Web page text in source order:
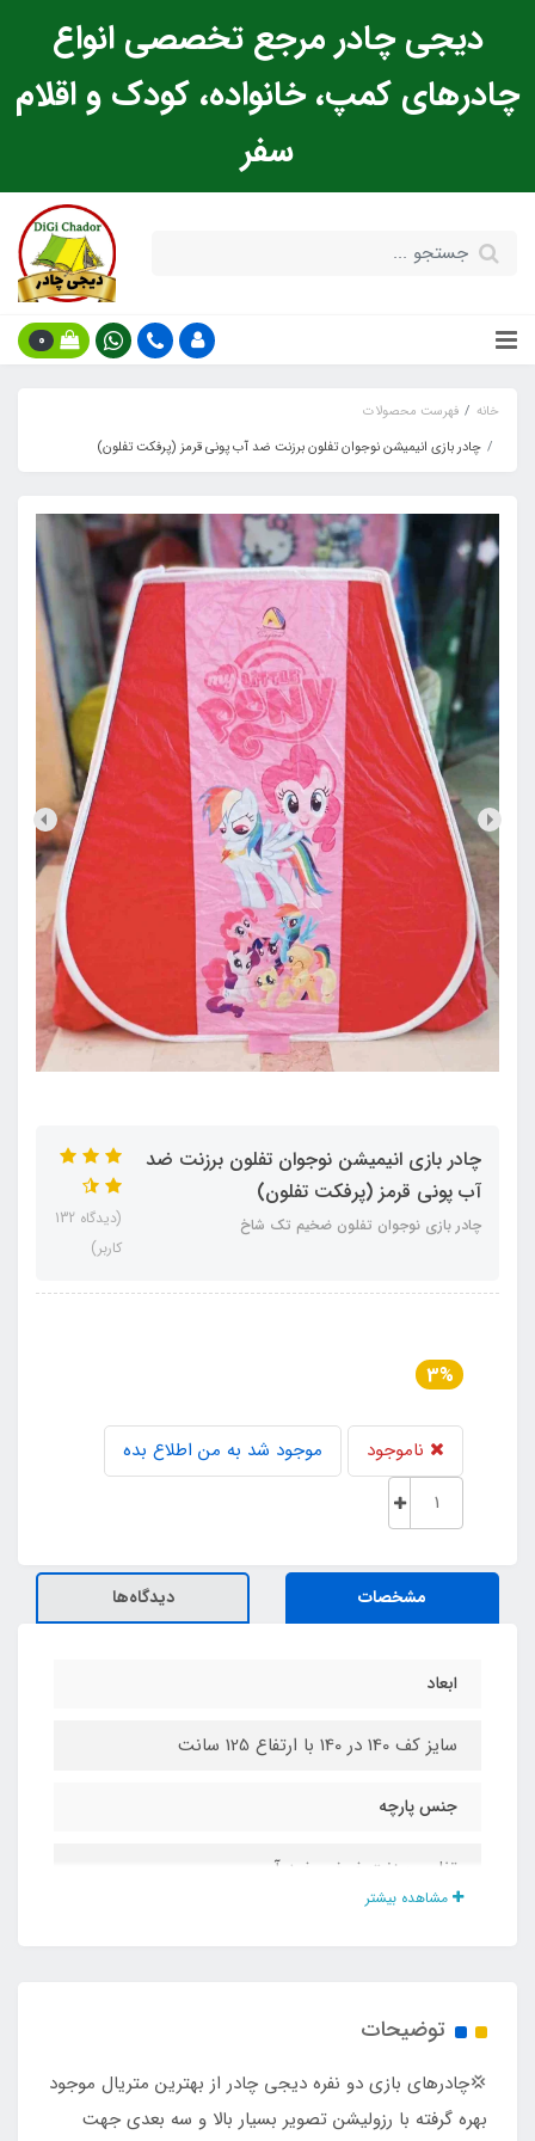
دیجی چادر مرجع تخصصی انواع
چادرهای کمپ، خانواده، کودک و اقلام
سفر
0
خانه
فهرست محصولات
چادر بازی انیمیشن نوجوان تفلون برزنت ضد آب پونی قرمز (پرفکت تفلون)
چادر بازی انیمیشن نوجوان تفلون برزنت ضد
آب پونی قرمز (پرفکت تفلون)
چادر بازی نوجوان تفلون ضخیم تک شاخ
(دیدگاه 132
کاربر)
3%
ناموجود موجود شد به من اطلاع بده
مشخصات دیدگاه‌ها
ابعاد
سایز کف 140 در 140 با ارتفاع 125 سانت
جنس پارچه
تفلون برزنت ضخیم ضد آب
فنری آسان تاشو روکش دار با نوار ابریشم
مشاهده بیشتر
توضیحات
​​​​💢چادرهای بازی دو نفره دیجی چادر از بهترین متریال موجود
بهره گرفته با رزولیشن تصویر بسیار بالا و سه بعدی جهت